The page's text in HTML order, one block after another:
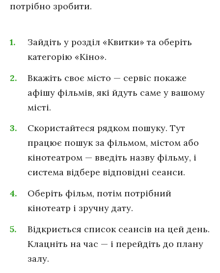
потрібно зробити.
Зайдіть у розділ «Квитки» та оберіть
категорію «Кіно».
Вкажіть своє місто — сервіс покаже
афішу фільмів, які йдуть саме у вашому
місті.
Скористайтеся рядком пошуку. Тут
працює пошук за фільмом, містом або
кінотеатром — введіть назву фільму, і
система відбере відповідні сеанси.
Оберіть фільм, потім потрібний
кінотеатр і зручну дату.
Відкриється список сеансів на цей день.
Клацніть на час — і перейдіть до плану
залу.